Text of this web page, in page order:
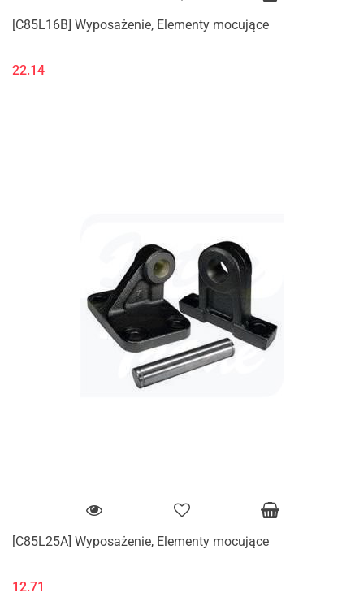
[C85L16B] Wyposażenie, Elementy mocujące
22.14
[C85L25A] Wyposażenie, Elementy mocujące
12.71